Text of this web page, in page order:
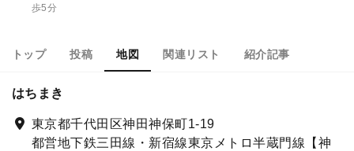
歩5分
トップ 投稿 地図 関連リスト 紹介記事
はちまき
東京都千代田区神田神保町1-19
都営地下鉄三田線・新宿線東京メトロ半蔵門線【神